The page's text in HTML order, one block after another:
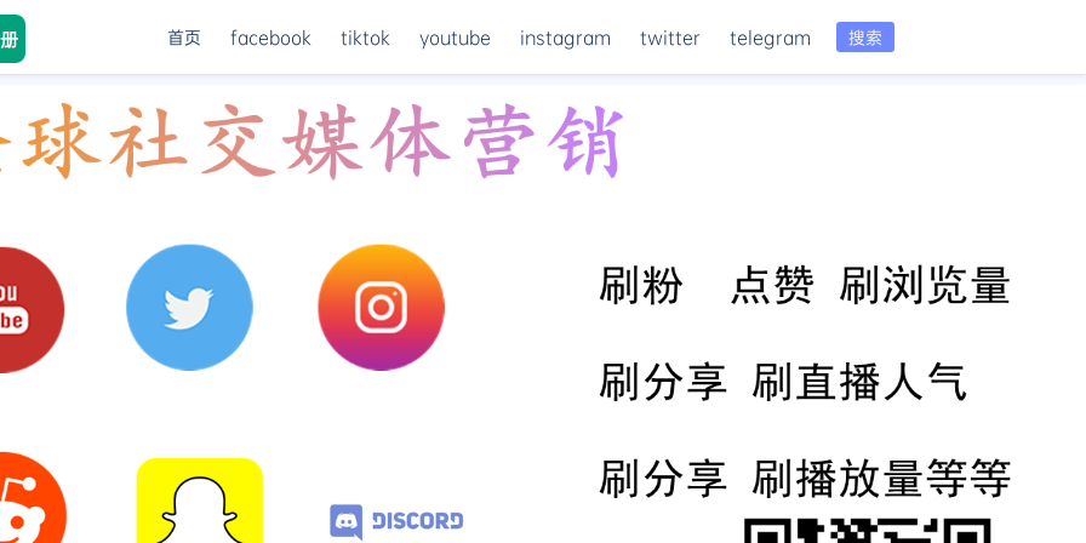
搜索
首页 facebook tiktok youtube instagram twitter telegram